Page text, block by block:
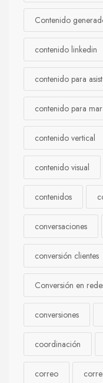
Contenido
contenido linkedin
contenido para
contenido para
contenido vertical
contenido visual
contenidos
conversaciones
conversión clientes
Conversión en
conversiones
coordinación
correo